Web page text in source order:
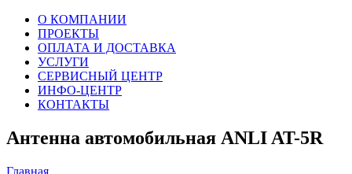
О КОМПАНИИ
ПРОЕКТЫ
ОПЛАТА И ДОСТАВКА
УСЛУГИ
СЕРВИСНЫЙ ЦЕНТР
ИНФО-ЦЕНТР
КОНТАКТЫ
Антенна автомобильная ANLI AT-5R
Главная